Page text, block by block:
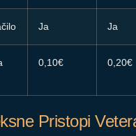
Ja Ja
0,10€ 0,20€
Pristopi